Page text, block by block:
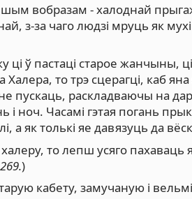
вобразам - халоднай
з-за чаго людзі мруць як
ці ў пастаці старое жанчыны,
Халера, то трэ сцерагці, каб
не пускаць, раскладваючы на
і ноч. Часамі гэтая погань
а як толькі яе давязуць да
то лепш усяго
)
кабету, замучаную і